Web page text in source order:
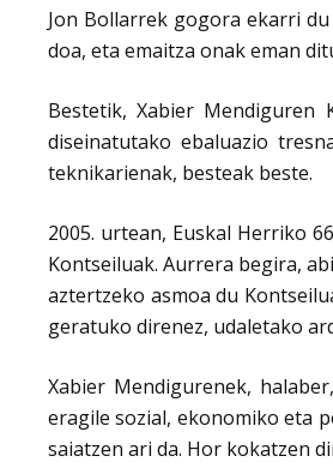
Jon Bollarrek gogora ekarri
doa, eta emaitza onak eman
Bestetik, Xabier Mendiguren
diseinatutako ebaluazio
teknikarienak, besteak beste.
2005. urtean, Euskal Herriko
Kontseiluak. Aurrera begira,
aztertzeko asmoa du
geratuko direnez, udaletako
Xabier Mendigurenek,
eragile sozial, ekonomiko eta
saiatzen ari da. Hor kokatzen